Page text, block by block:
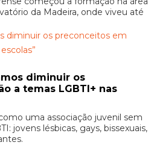
da Madeira, onde viveu até
diminuir os
a temas LGBTI+ nas
uma associação juvenil sem
jovens lésbicas, gays, bissexuais,